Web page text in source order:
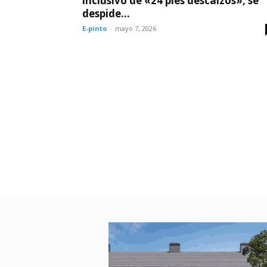
despide...
E-pinto - mayo 7, 2026